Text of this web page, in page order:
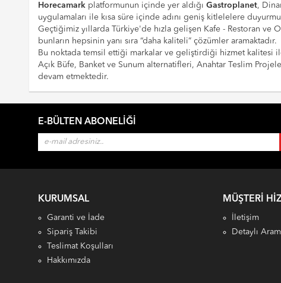
Horecamarkplatformunun içinde yer aldığı Gastroplanet,
uygulamaları ile kısa süre içinde adını geniş kitlelelere
Geçtiğimiz yıllarda Türkiye'de hızla gelişen Kafe - Restoran ve
bunların hepsinin yanı sıra “daha kaliteli” çözümler aramaktadır.
Bu noktada temsil ettiği markalar ve geliştirdiği hizmet kalitesi
Açık Büfe, Banket ve Sunum alternatifleri, Anahtar Teslim
devam etmektedir.
E-BÜLTEN ABONELIĞI
KURUMSAL
Garanti ve İade
Sipariş Takibi
Teslimat Koşulları
Hakkımızda
MÜŞTERI
İletişim
Detaylı